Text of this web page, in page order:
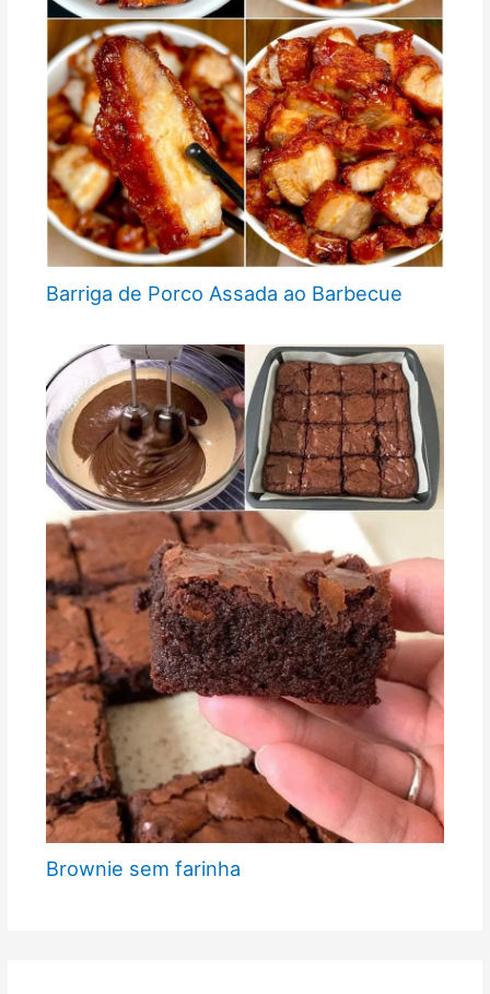
Barriga de Porco Assada ao Barbecue
Brownie sem farinha